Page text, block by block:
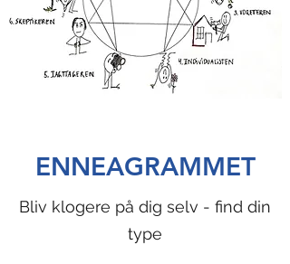
ENNEAGRAMMET
Bliv klogere på dig selv - find din
type